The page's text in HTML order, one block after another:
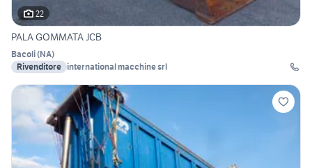
22
PALA GOMMATA JCB
Bacoli(NA)
Rivenditore international macchine srl